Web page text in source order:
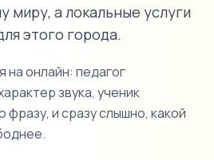
миру, а локальные услуги
этого города.
на онлайн: педагог
звука, ученик
и сразу слышно, какой